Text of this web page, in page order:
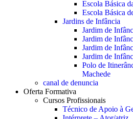
Escola Básica
Escola Básica
Jardins de Infância
Jardim de
Jardim de
Jardim de
Jardim de
Polo de
Machede
canal de denuncia
Oferta Formativa
Cursos Profissionais
Técnico de Apoio à